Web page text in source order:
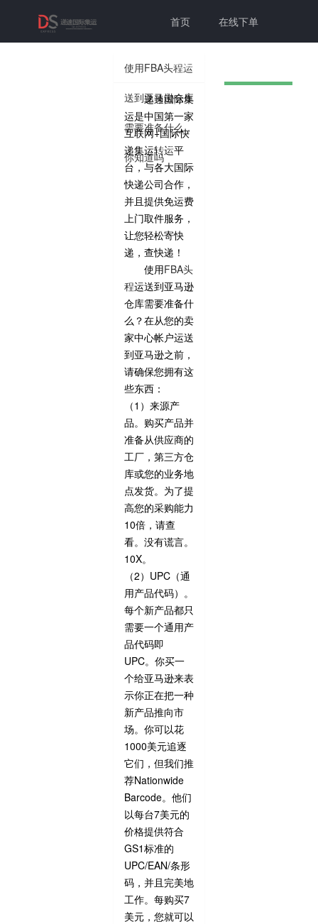
首页 在线下单
联系我们
个人中心
切换为老
版本
使用FBA头程运
送到亚马逊仓库
需要准备什么，
你知道吗
递速国际集
运是中国第一家
互联网+国际快
递集运转运平
台，与各大国际
快递公司合作，
并且提供免运费
上门取件服务，
让您轻松寄快
递，查快递！
使用FBA头
程运送到亚马逊
仓库需要准备什
么？在从您的卖
家中心帐户运送
到亚马逊之前，
请确保您拥有这
些东西：
（1）来源产
品。购买产品并
准备从供应商的
工厂，第三方仓
库或您的业务地
点发货。为了提
高您的采购能力
10倍，请查
看。没有谎言。
10X。
（2）UPC（通
用产品代码）。
每个新产品都只
需要一个通用产
品代码即
UPC。你买一
个给亚马逊来表
示你正在把一种
新产品推向市
场。你可以花
1000美元追逐
它们，但我们推
荐Nationwide
Barcode。他们
以每台7美元的
价格提供符合
GS1标准的
UPC/EAN/条形
码，并且完美地
工作。每购买7
美元，您就可以